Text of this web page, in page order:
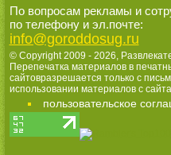
По вопросам рекламы и
по телефону и эл.почте:
info@goroddosug.ru
© Copyright 2009 - 2026,
Перепечатка материалов в
сайтовразрешается только с
использовании материалов с
пользовательское